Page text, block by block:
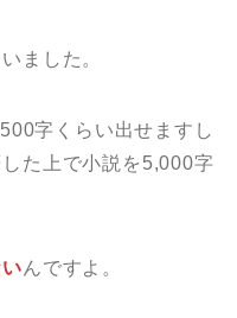
ました。
字くらい出せますし
た上で小説を5,000字
んですよ。